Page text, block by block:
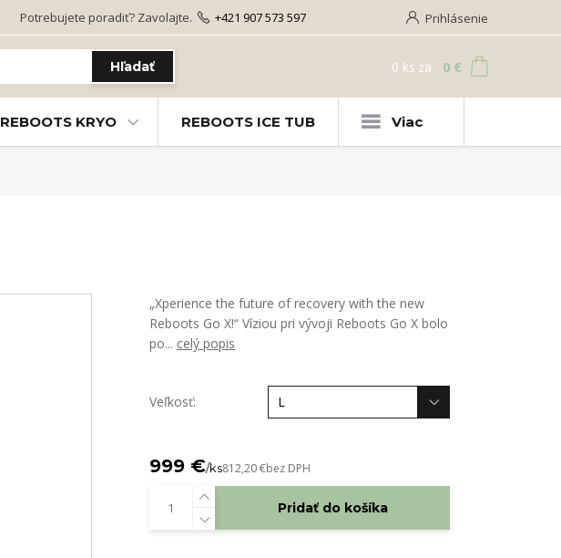
Prihlásenie
Hľadať
Potrebujete poradiť? Zavolajte. +421 907 573 597
0 ks za 0 €
REBOOTS KRYO REBOOTS ICE TUB Viac
„Xperience the future of recovery with the new
Reboots Go X!“ Víziou pri vývoji Reboots Go X bolo
po... celý popis
Veľkosť:
999 €/ks812,20 €bez DPH
Pridať do košíka